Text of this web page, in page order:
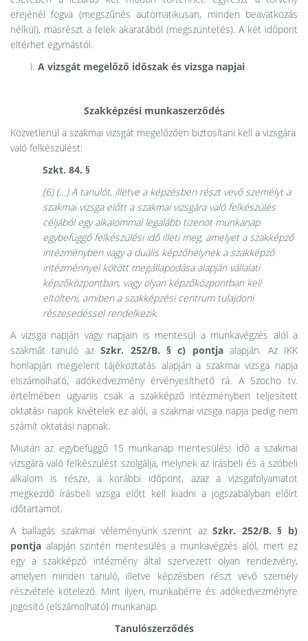
erejénél fogva (megszűnés automatikusan, minden beavatkozás
nélkül), másrészt a felek akaratából (megszüntetés). A két időpont
eltérhet egymástól.
A vizsgát megelőző időszak és vizsga napjai
Szakképzési munkaszerződés
Közvetlenül a szakmai vizsgát megelőzően biztosítani kell a vizsgára
való felkészülést:
Szkt. 84. §
(6) (…) A tanulót, illetve a képzésben részt vevő személyt a
szakmai vizsga előtt a szakmai vizsgára való felkészülés
céljából egy alkalommal legalább tizenöt munkanap
egybefüggő felkészülési idő illeti meg, amelyet a szakképző
intézményben vagy a duális képzőhelynek a szakképző
intézménnyel kötött megállapodása alapján vállalati
képzőközpontban, vagy olyan képzőközpontban kell
eltölteni, amiben a szakképzési centrum tulajdoni
részesedéssel rendelkezik.
A vizsga napján vagy napjain is mentesül a munkavégzés alól a
szakmát tanuló azSzkr. 252/B. § c) pontjaalapján. Az IKK
honlapján megjelent tájékoztatás alapján a szakmai vizsga napja
elszámolható, adókedvezmény érvényesíthető rá. A Szocho tv.
értelmében ugyanis csak a szakképző intézményben teljesített
oktatási napok kivételek ez alól, a szakmai vizsga napja pedig nem
számít oktatási napnak.
Miután az egybefüggő 15 munkanap mentesülési idő a szakmai
vizsgára való felkészülést szolgálja, melynek az írásbeli és a szóbeli
alkalom is része, a korábbi időpont, azaz a vizsgafolyamatot
megkezdő írásbeli vizsga előtt kell kiadni a jogszabályban előírt
időtartamot.
A ballagás szakmai véleményünk szerint azSzkr. 252/B. § b)
pontja alapján szintén mentesülés a munkavégzés alól, mert ez
egy a szakképző intézmény által szervezett olyan rendezvény,
amelyen minden tanuló, illetve képzésben részt vevő személy
részvétele kötelező. Mint ilyen, munkabérre és adókedvezményre
jogosító (elszámolható) munkanap.
Tanulószerződés